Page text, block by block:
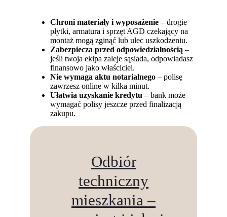
Chroni materiały i wyposażenie – drogie
płytki, armatura i sprzęt AGD czekający na
montaż mogą zginąć lub ulec uszkodzeniu.
Zabezpiecza przed odpowiedzialnością –
jeśli twoja ekipa zaleje sąsiada, odpowiadasz
finansowo jako właściciel.
Nie wymaga aktu notarialnego – polisę
zawrzesz online w kilka minut.
Ułatwia uzyskanie kredytu – bank może
wymagać polisy jeszcze przed finalizacją
zakupu.
Odbiór
techniczny
mieszkania –